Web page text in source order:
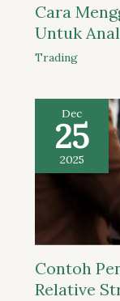
Cara
Untuk
Trading
Dec
25
2025
Contoh
Relative